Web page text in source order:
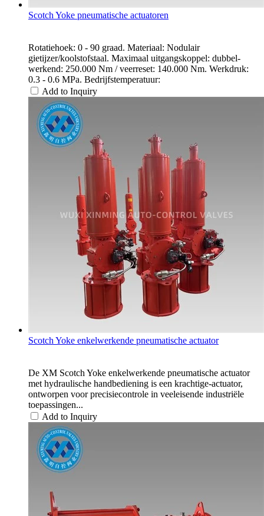
Scotch Yoke pneumatische actuatoren
Rotatiehoek: 0 - 90 graad. Materiaal: Nodulair
gietijzer/koolstofstaal. Maximaal uitgangskoppel: dubbel-
werkend: 250.000 Nm / veerreset: 140.000 Nm. Werkdruk:
0.3 - 0.6 MPa. Bedrijfstemperatuur:
Add to Inquiry
Scotch Yoke enkelwerkende pneumatische actuator
De XM Scotch Yoke enkelwerkende pneumatische actuator
met hydraulische handbediening is een krachtige-actuator,
ontworpen voor precisiecontrole in veeleisende industriële
toepassingen...
Add to Inquiry